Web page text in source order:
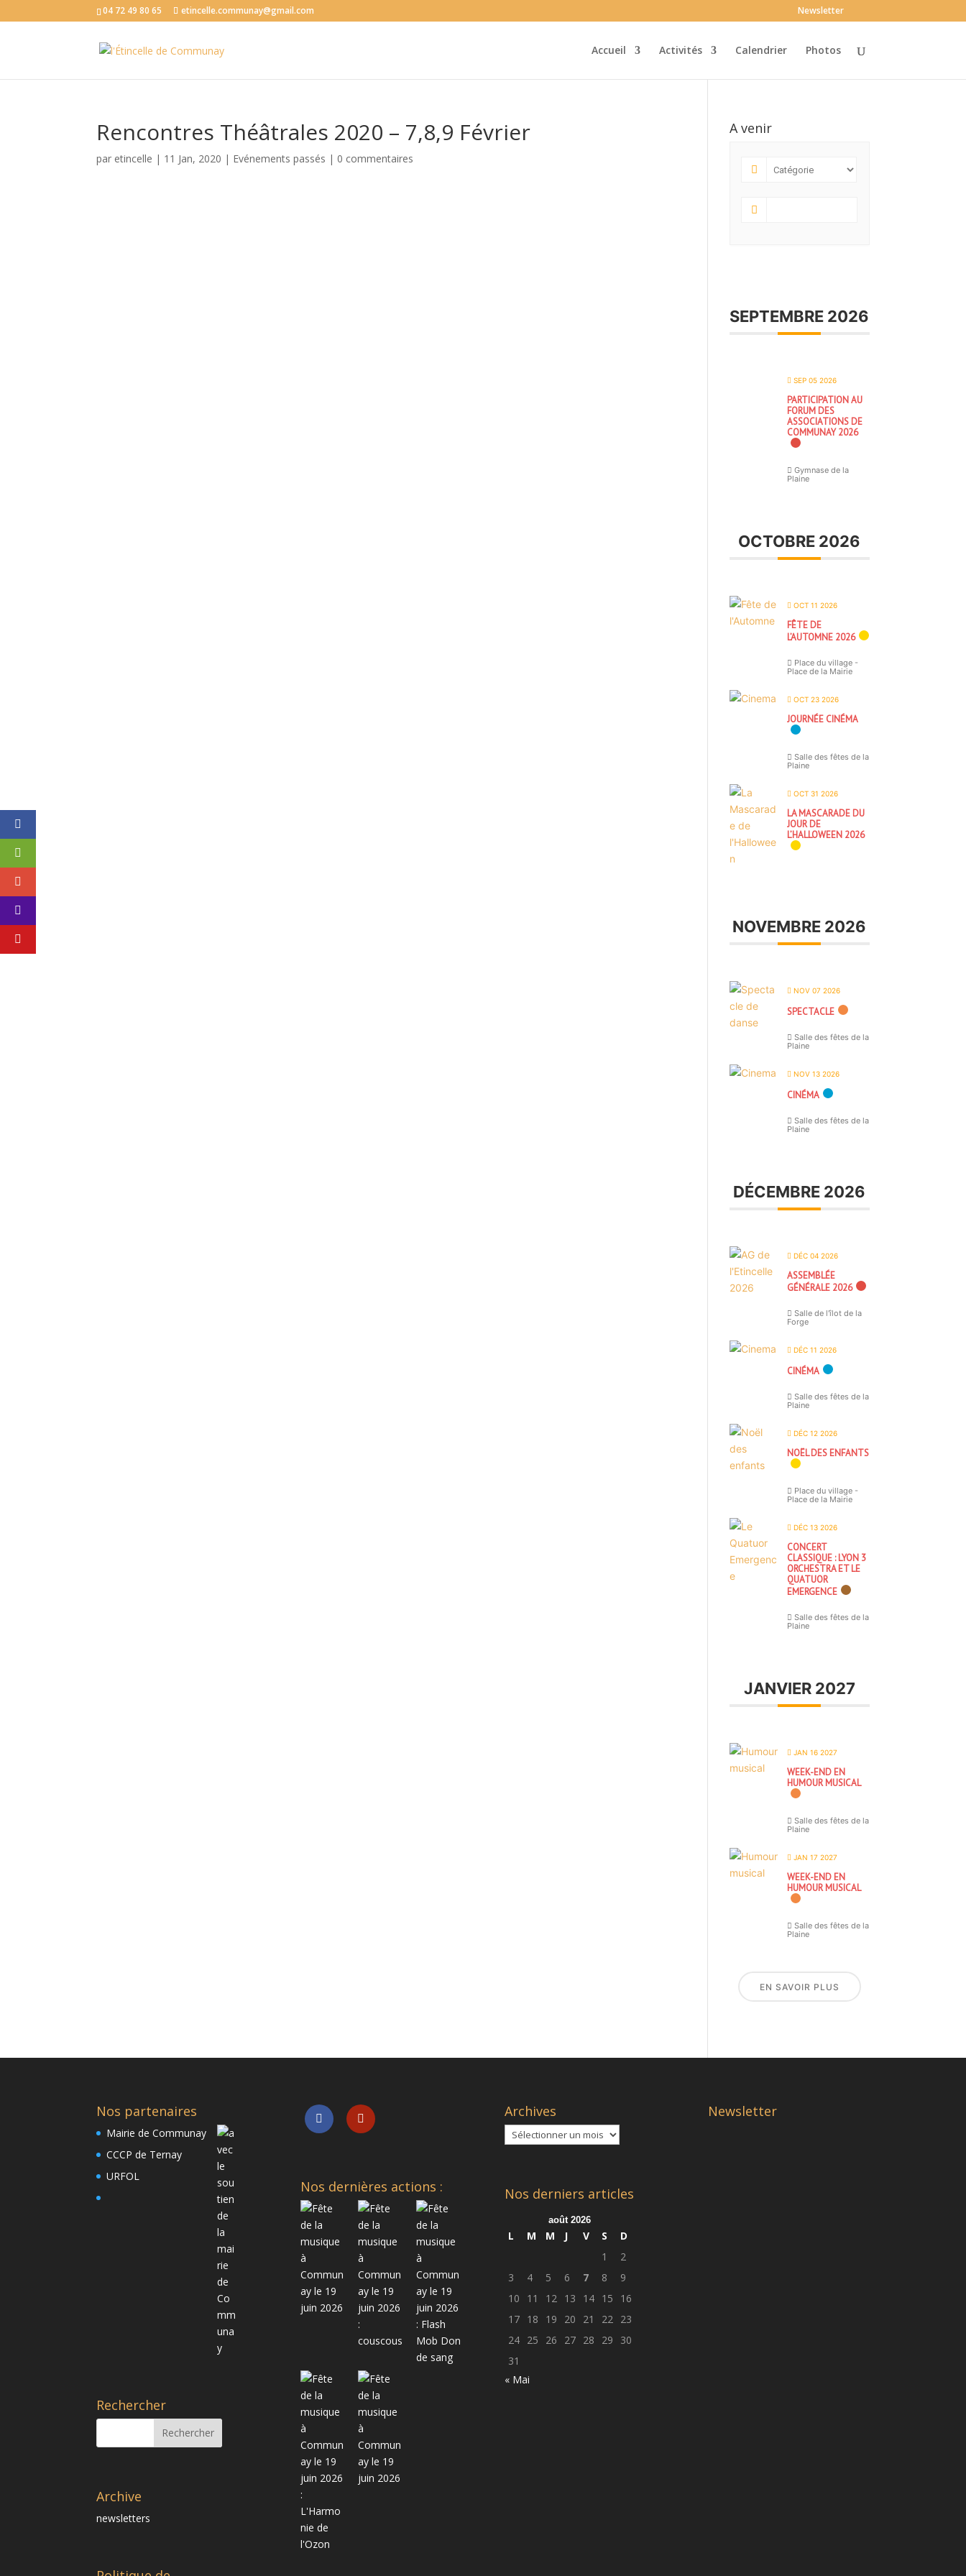
04 72 49 80 65 etincelle.communay@gmail.com Newsletter
Accueil Activités Calendrier Photos
Rencontres Théâtrales 2020 – 7,8,9 Février
par etincelle | 11 Jan, 2020 | Evénements passés | 0 commentaires
A venir
SEPTEMBRE 2026
SEP 05 2026
PARTICIPATION AU
FORUM DES
ASSOCIATIONS DE
COMMUNAY 2026
Gymnase de la
Plaine
OCTOBRE 2026
OCT 11 2026
FÊTE DE
L’AUTOMNE 2026
Place du village -
Place de la Mairie
OCT 23 2026
JOURNÉE CINÉMA
Salle des fêtes de la
Plaine
OCT 31 2026
LA MASCARADE DU
JOUR DE
L’HALLOWEEN 2026
NOVEMBRE 2026
NOV 07 2026
SPECTACLE
Salle des fêtes de la
Plaine
NOV 13 2026
CINÉMA
Salle des fêtes de la
Plaine
DÉCEMBRE 2026
DÉC 04 2026
ASSEMBLÉE
GÉNÉRALE 2026
Salle de l'îlot de la
Forge
DÉC 11 2026
CINÉMA
Salle des fêtes de la
Plaine
DÉC 12 2026
NOËL DES ENFANTS
Place du village -
Place de la Mairie
DÉC 13 2026
CONCERT
CLASSIQUE : LYON 3
ORCHESTRA ET LE
QUATUOR
EMERGENCE
Salle des fêtes de la
Plaine
JANVIER 2027
JAN 16 2027
WEEK-END EN
HUMOUR MUSICAL
Salle des fêtes de la
Plaine
JAN 17 2027
WEEK-END EN
HUMOUR MUSICAL
Salle des fêtes de la
Plaine
EN SAVOIR PLUS
Nos partenaires
Mairie de Communay
CCCP de Ternay
URFOL
Rechercher
Archive
newsletters
Nos dernières actions :
Archives
Archives
Nos derniers articles
août 2026
L M M J V S
D
1
2
3
4 5 6 7 8
9
10
11 12 13 14 15
16
17
18 19 20 21 22
23
24
25 26 27 28 29
30
31
« Mai
Newsletter